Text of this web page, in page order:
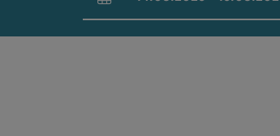
An- und Abreisefelder